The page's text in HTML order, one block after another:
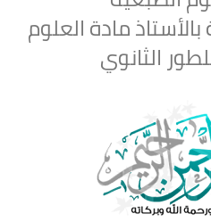
مادة العلوم
الثانوي